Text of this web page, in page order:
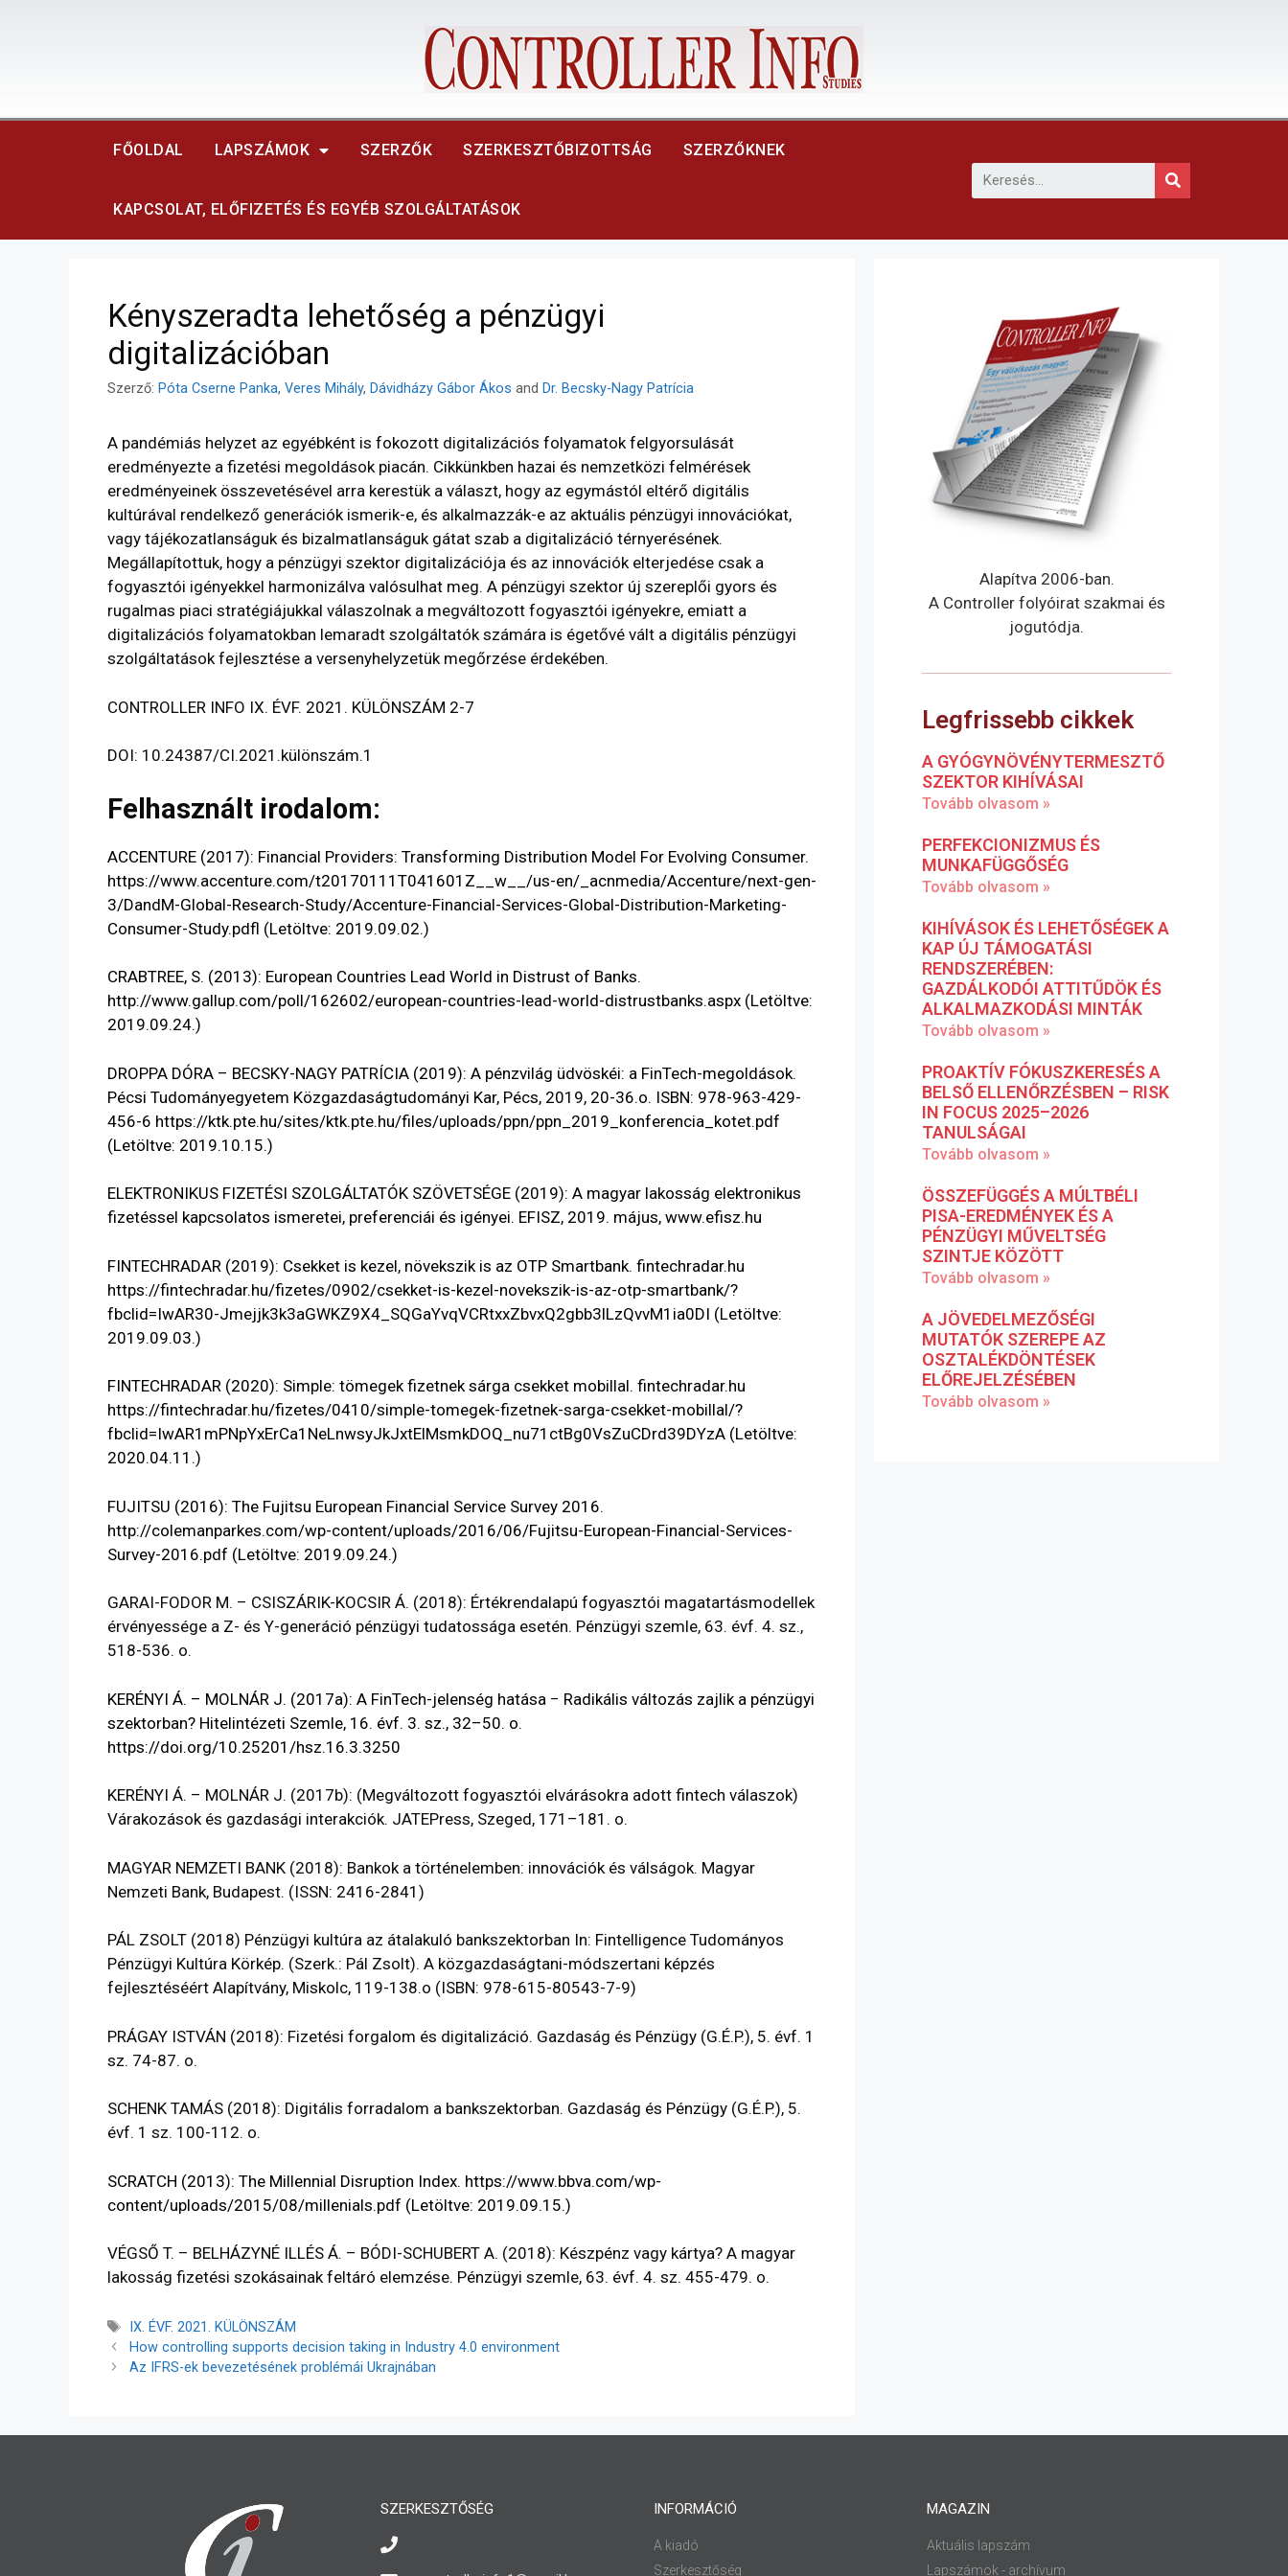
FŐOLDAL LAPSZÁMOK SZERZŐK SZERKESZTŐBIZOTTSÁG SZERZŐKNEK
KAPCSOLAT, ELŐFIZETÉS ÉS EGYÉB SZOLGÁLTATÁSOK
Kényszeradta lehetőség a pénzügyi
digitalizációban
Szerző: Póta Cserne Panka, Veres Mihály, Dávidházy Gábor Ákos and Dr. Becsky-Nagy Patrícia
A pandémiás helyzet az egyébként is fokozott digitalizációs folyamatok felgyorsulását
eredményezte a fizetési megoldások piacán. Cikkünkben hazai és nemzetközi felmérések
eredményeinek összevetésével arra kerestük a választ, hogy az egymástól eltérő digitális
kultúrával rendelkező generációk ismerik-e, és alkalmazzák-e az aktuális pénzügyi innovációkat,
vagy tájékozatlanságuk és bizalmatlanságuk gátat szab a digitalizáció térnyerésének.
Megállapítottuk, hogy a pénzügyi szektor digitalizációja és az innovációk elterjedése csak a
fogyasztói igényekkel harmonizálva valósulhat meg. A pénzügyi szektor új szereplői gyors és
rugalmas piaci stratégiájukkal válaszolnak a megváltozott fogyasztói igényekre, emiatt a
digitalizációs folyamatokban lemaradt szolgáltatók számára is égetővé vált a digitális pénzügyi
szolgáltatások fejlesztése a versenyhelyzetük megőrzése érdekében.
CONTROLLER INFO IX. ÉVF. 2021. KÜLÖNSZÁM 2-7
DOI: 10.24387/CI.2021.különszám.1
Felhasznált irodalom:
ACCENTURE (2017): Financial Providers: Transforming Distribution Model For Evolving Consumer.
https://www.accenture.com/t20170111T041601Z__w__/us-en/_acnmedia/Accenture/next-gen-
3/DandM-Global-Research-Study/Accenture-Financial-Services-Global-Distribution-Marketing-
Consumer-Study.pdfl (Letöltve: 2019.09.02.)
CRABTREE, S. (2013): European Countries Lead World in Distrust of Banks.
http://www.gallup.com/poll/162602/european-countries-lead-world-distrustbanks.aspx (Letöltve:
2019.09.24.)
DROPPA DÓRA – BECSKY-NAGY PATRÍCIA (2019): A pénzvilág üdvöskéi: a FinTech-megoldások.
Pécsi Tudományegyetem Közgazdaságtudományi Kar, Pécs, 2019, 20-36.o. ISBN: 978-963-429-
456-6 https://ktk.pte.hu/sites/ktk.pte.hu/files/uploads/ppn/ppn_2019_konferencia_kotet.pdf
(Letöltve: 2019.10.15.)
ELEKTRONIKUS FIZETÉSI SZOLGÁLTATÓK SZÖVETSÉGE (2019): A magyar lakosság elektronikus
fizetéssel kapcsolatos ismeretei, preferenciái és igényei. EFISZ, 2019. május, www.efisz.hu
FINTECHRADAR (2019): Csekket is kezel, növekszik is az OTP Smartbank. fintechradar.hu
https://fintechradar.hu/fizetes/0902/csekket-is-kezel-novekszik-is-az-otp-smartbank/?
fbclid=IwAR30-Jmejjk3k3aGWKZ9X4_SQGaYvqVCRtxxZbvxQ2gbb3lLzQvvM1ia0DI (Letöltve:
2019.09.03.)
FINTECHRADAR (2020): Simple: tömegek fizetnek sárga csekket mobillal. fintechradar.hu
https://fintechradar.hu/fizetes/0410/simple-tomegek-fizetnek-sarga-csekket-mobillal/?
fbclid=IwAR1mPNpYxErCa1NeLnwsyJkJxtElMsmkDOQ_nu71ctBg0VsZuCDrd39DYzA (Letöltve:
2020.04.11.)
FUJITSU (2016): The Fujitsu European Financial Service Survey 2016.
http://colemanparkes.com/wp-content/uploads/2016/06/Fujitsu-European-Financial-Services-
Survey-2016.pdf (Letöltve: 2019.09.24.)
GARAI-FODOR M. – CSISZÁRIK-KOCSIR Á. (2018): Értékrendalapú fogyasztói magatartásmodellek
érvényessége a Z- és Y-generáció pénzügyi tudatossága esetén. Pénzügyi szemle, 63. évf. 4. sz.,
518-536. o.
KERÉNYI Á. – MOLNÁR J. (2017a): A FinTech-jelenség hatása − Radikális változás zajlik a pénzügyi
szektorban? Hitelintézeti Szemle, 16. évf. 3. sz., 32–50. o.
https://doi.org/10.25201/hsz.16.3.3250
KERÉNYI Á. – MOLNÁR J. (2017b): (Megváltozott fogyasztói elvárásokra adott fintech válaszok)
Várakozások és gazdasági interakciók. JATEPress, Szeged, 171–181. o.
MAGYAR NEMZETI BANK (2018): Bankok a történelemben: innovációk és válságok. Magyar
Nemzeti Bank, Budapest. (ISSN: 2416-2841)
PÁL ZSOLT (2018) Pénzügyi kultúra az átalakuló bankszektorban In: Fintelligence Tudományos
Pénzügyi Kultúra Körkép. (Szerk.: Pál Zsolt). A közgazdaságtani-módszertani képzés
fejlesztéséért Alapítvány, Miskolc, 119-138.o (ISBN: 978-615-80543-7-9)
PRÁGAY ISTVÁN (2018): Fizetési forgalom és digitalizáció. Gazdaság és Pénzügy (G.É.P.), 5. évf. 1
sz. 74-87. o.
SCHENK TAMÁS (2018): Digitális forradalom a bankszektorban. Gazdaság és Pénzügy (G.É.P.), 5.
évf. 1 sz. 100-112. o.
SCRATCH (2013): The Millennial Disruption Index. https://www.bbva.com/wp-
content/uploads/2015/08/millenials.pdf (Letöltve: 2019.09.15.)
VÉGSŐ T. – BELHÁZYNÉ ILLÉS Á. – BÓDI-SCHUBERT A. (2018): Készpénz vagy kártya? A magyar
lakosság fizetési szokásainak feltáró elemzése. Pénzügyi szemle, 63. évf. 4. sz. 455-479. o.
IX. ÉVF. 2021. KÜLÖNSZÁM
How controlling supports decision taking in Industry 4.0 environment
Az IFRS-ek bevezetésének problémái Ukrajnában
Alapítva 2006-ban.
A Controller folyóirat szakmai és
jogutódja.
Legfrissebb cikkek
A GYÓGYNÖVÉNYTERMESZTŐ
SZEKTOR KIHÍVÁSAI
Tovább olvasom »
PERFEKCIONIZMUS ÉS
MUNKAFÜGGŐSÉG
Tovább olvasom »
KIHÍVÁSOK ÉS LEHETŐSÉGEK A
KAP ÚJ TÁMOGATÁSI
RENDSZERÉBEN:
GAZDÁLKODÓI ATTITŰDÖK ÉS
ALKALMAZKODÁSI MINTÁK
Tovább olvasom »
PROAKTÍV FÓKUSZKERESÉS A
BELSŐ ELLENŐRZÉSBEN – RISK
IN FOCUS 2025–2026
TANULSÁGAI
Tovább olvasom »
ÖSSZEFÜGGÉS A MÚLTBÉLI
PISA-EREDMÉNYEK ÉS A
PÉNZÜGYI MŰVELTSÉG
SZINTJE KÖZÖTT
Tovább olvasom »
A JÖVEDELMEZŐSÉGI
MUTATÓK SZEREPE AZ
OSZTALÉKDÖNTÉSEK
ELŐREJELZÉSÉBEN
Tovább olvasom »
SZERKESZTŐSÉG INFORMÁCIÓ
A kiadó
Szerkesztőség
MAGAZIN
Aktuális lapszám
Lapszámok - archívum